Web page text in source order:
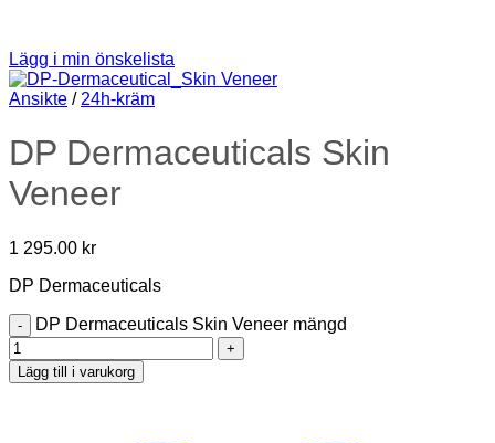
Lägg i min önskelista
Ansikte / 24h-kräm
DP Dermaceuticals Skin
Veneer
1 295.00 kr
DP Dermaceuticals
DP Dermaceuticals Skin Veneer mängd
Lägg till i varukorg